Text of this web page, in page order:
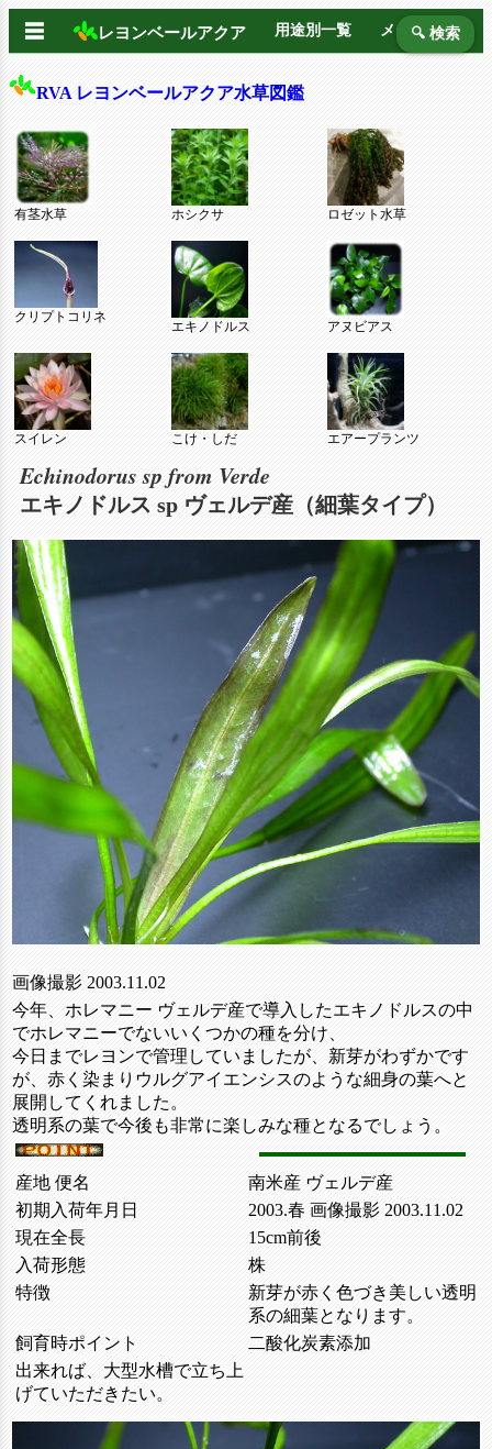
☰ レヨンベールアクア 用途別一覧 メーカー別
🔍 検索
RVA レヨンベールアクア水草図鑑
有茎水草 ホシクサ ロゼット水草
クリプトコリネ
エキノドルス アヌビアス
スイレン こけ・しだ エアープランツ
Echinodorus sp from Verde
エキノドルス sp ヴェルデ産（細葉タイプ）
画像撮影 2003.11.02
今年、ホレマニー ヴェルデ産で導入したエキノドルスの中
でホレマニーでないいくつかの種を分け、
今日までレヨンで管理していましたが、新芽がわずかです
が、赤く染まりウルグアイエンシスのような細身の葉へと
展開してくれました。
透明系の葉で今後も非常に楽しみな種となるでしょう。
産地 便名
南米産 ヴェルデ産
初期入荷年月日
2003.春 画像撮影 2003.11.02
現在全長
15cm前後
入荷形態
株
特徴
新芽が赤く色づき美しい透明
系の細葉となります。
飼育時ポイント
二酸化炭素添加
出来れば、大型水槽で立ち上
げていただきたい。